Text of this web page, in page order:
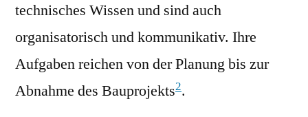
technisches Wissen und sind auch
organisatorisch und kommunikativ. Ihre
Aufgaben reichen von der Planung bis zur
Abnahme des Bauprojekts2.